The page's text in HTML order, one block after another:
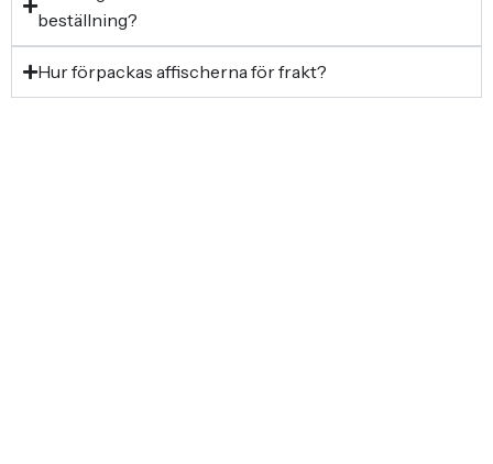
beställning?
Hur förpackas affischerna för frakt?